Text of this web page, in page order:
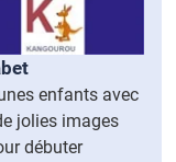
enfants avec
jolies images
débuter